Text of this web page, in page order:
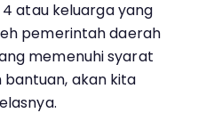
4 atau keluarga yang
pemerintah daerah
memenuhi syarat
akan kita